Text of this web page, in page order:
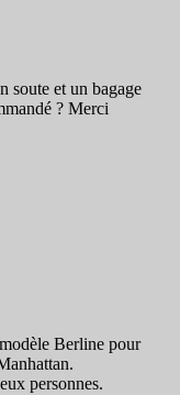
soute et un bagage
? Merci
Berline pour
personnes.